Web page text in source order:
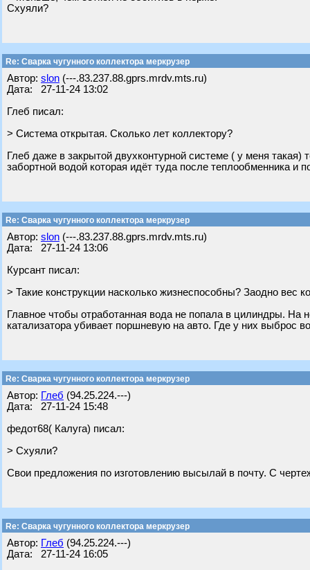
Схуяли?
Re: Сварка чугунного коллектора меркрузер
Автор: slon (---.83.237.88.gprs.mrdv.mts.ru)
Дата: 27-11-24 13:02
Глеб писал:
> Система открытая. Сколько лет коллектору?
Глеб даже в закрытой двухконтурной системе ( у меня
забортной водой которая идёт туда после теплообменника и
Re: Сварка чугунного коллектора меркрузер
Автор: slon (---.83.237.88.gprs.mrdv.mts.ru)
Дата: 27-11-24 13:06
Курсант писал:
> Такие конструкции насколько жизнеспособны? Заодно вес
Главное чтобы отработанная вода не попала в цилиндры.
катализатора убивает поршневую на авто. Где у них выброс
Re: Сварка чугунного коллектора меркрузер
Автор: Глеб (94.25.224.---)
Дата: 27-11-24 15:48
федот68( Калуга) писал:
> Схуяли?
Свои предложения по изготовлению высылай в почту. С
Re: Сварка чугунного коллектора меркрузер
Автор: Глеб (94.25.224.---)
Дата: 27-11-24 16:05